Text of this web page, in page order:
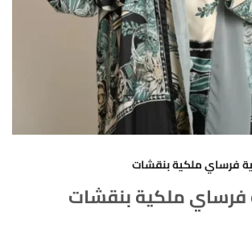
فرساي ملكية بنقشات
فرساي ملكية بنقشات